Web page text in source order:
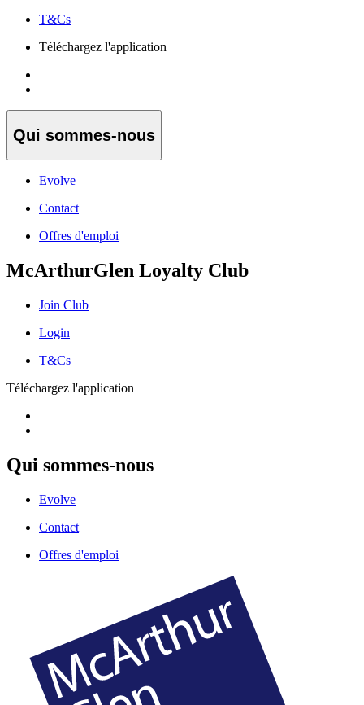
T&Cs
Téléchargez l'application
Qui sommes-nous
Evolve
Contact
Offres d'emploi
McArthurGlen Loyalty Club
Join Club
Login
T&Cs
Téléchargez l'application
Qui sommes-nous
Evolve
Contact
Offres d'emploi